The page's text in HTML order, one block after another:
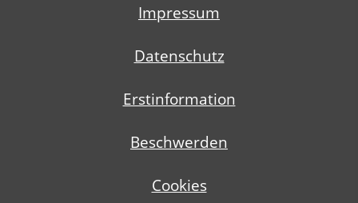
Impressum
Datenschutz
Erstinformation
Beschwerden
Cookies